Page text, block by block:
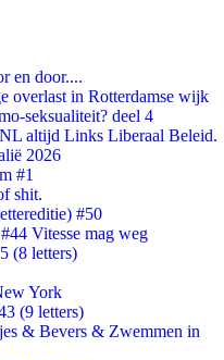
en door....
overlast in Rotterdamse wijk
seksualiteit? deel 4
altijd Links Liberaal Beleid.
2026
#1
shit.
#50
Vitesse mag weg
(8 letters)
York
(9 letters)
& Bevers & Zwemmen in